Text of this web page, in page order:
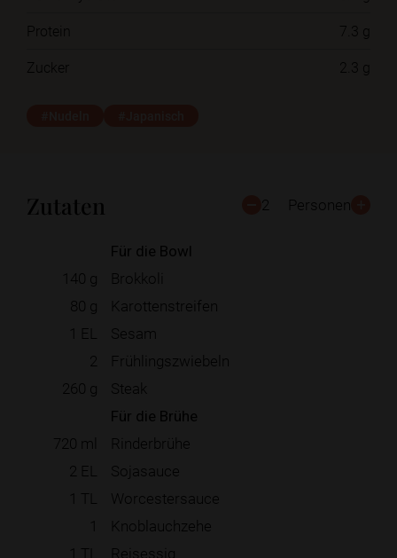
Protein
7.3 g
Zucker
2.3 g
Zutaten 2 Personen
Für die Bowl
140 g
Brokkoli
80 g
Karottenstreifen
1 EL
Sesam
2
Frühlingszwiebeln
260 g Steak
Für die Brühe
720 ml
Rinderbrühe
2 EL
Sojasauce
1 TL
Worcestersauce
1
Knoblauchzehe
1 TL
Reisessig